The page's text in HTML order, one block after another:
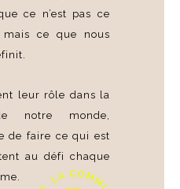
ce n’est pas ce
ce que nous
leur rôle dans la
notre monde,
de faire ce qui est
au défi chaque